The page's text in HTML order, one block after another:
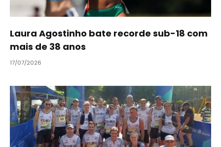
Laura Agostinho bate recorde sub-18 com
mais de 38 anos
17/07/2026